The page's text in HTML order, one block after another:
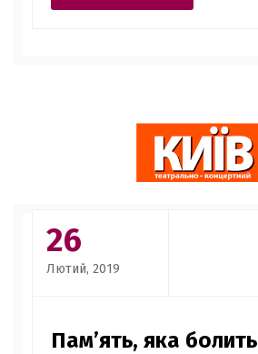
26
Лютий, 2019
Пам’ять, яка болить